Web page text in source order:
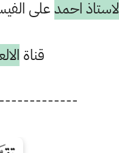
احمدعلى
قناة